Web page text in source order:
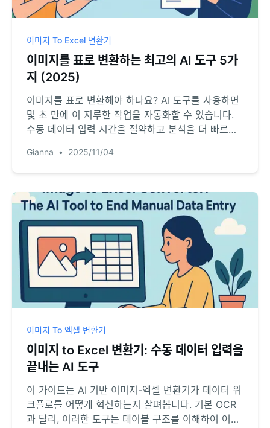
이미지 To Excel 변환기
이미지를 표로 변환하는 최고의 AI 도구 5가
지 (2025)
이미지를 표로 변환해야 하나요? AI 도구를 사용하면
몇 초 만에 이 지루한 작업을 자동화할 수 있습니다.
수동 데이터 입력 시간을 절약하고 분석을 더 빠르게
확인해보세요.
Gianna • 2025/11/04
이미지 To 엑셀 변환기
이미지 to Excel 변환기: 수동 데이터 입력을
끝내는 AI 도구
이 가이드는 AI 기반 이미지-엑셀 변환기가 데이터 워
크플로를 어떻게 혁신하는지 살펴봅니다. 기본 OCR
과 달리, 이러한 도구는 테이블 구조를 이해하여 어떤